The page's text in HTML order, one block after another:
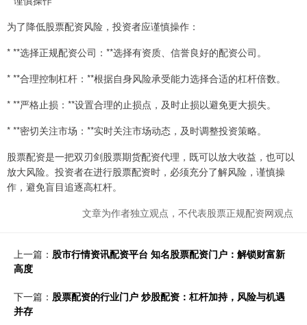
为了降低股票配资风险，投资者应谨慎操作：
* **选择正规配资公司：**选择有资质、信誉良好的配资公司。
* **合理控制杠杆：**根据自身风险承受能力选择合适的杠杆倍数。
* **严格止损：**设置合理的止损点，及时止损以避免更大损失。
* **密切关注市场：**实时关注市场动态，及时调整投资策略。
股票配资是一把双刃剑股票期货配资代理，既可以放大收益，也可以
放大风险。投资者在进行股票配资时，必须充分了解风险，谨慎操
作，避免盲目追逐高杠杆。
文章为作者独立观点，不代表股票正规配资网观点
上一篇： 股市行情资讯配资平台 知名股票配资门户：解锁财富新
高度
下一篇： 股票配资的行业门户 炒股配资：杠杆加持，风险与机遇
并存